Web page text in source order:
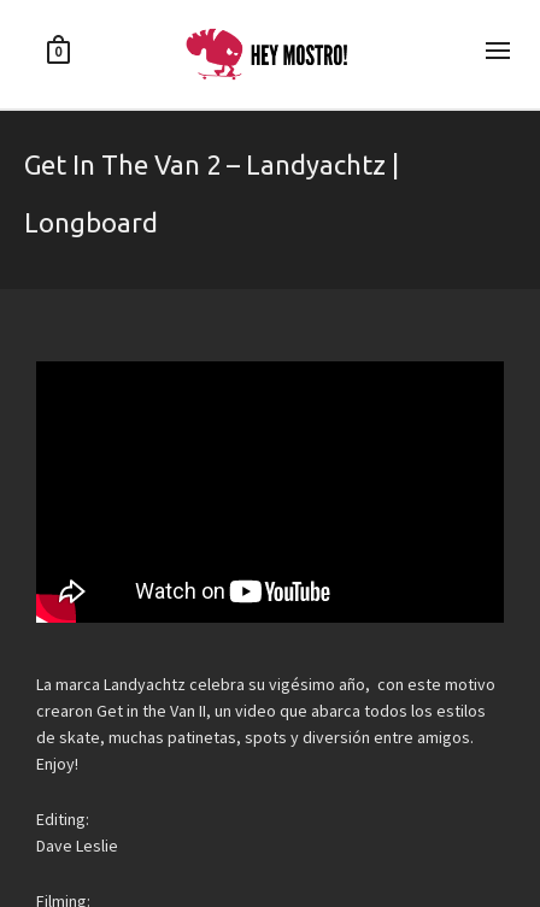
0
Get In The Van 2 – Landyachtz |
Longboard
La marca Landyachtz celebra su vigésimo año, con este motivo
crearon Get in the Van II, un video que abarca todos los estilos
de skate, muchas patinetas, spots y diversión entre amigos.
Enjoy!
Editing:
Dave Leslie
Filming: